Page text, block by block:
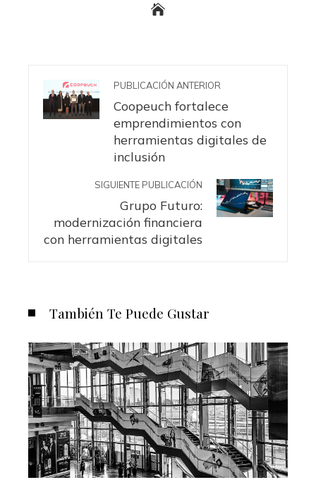
PUBLICACIÓN ANTERIOR
Coopeuch fortalece
emprendimientos con
herramientas digitales de
inclusión
SIGUIENTE PUBLICACIÓN
Grupo Futuro:
modernización financiera
con herramientas digitales
También Te Puede Gustar